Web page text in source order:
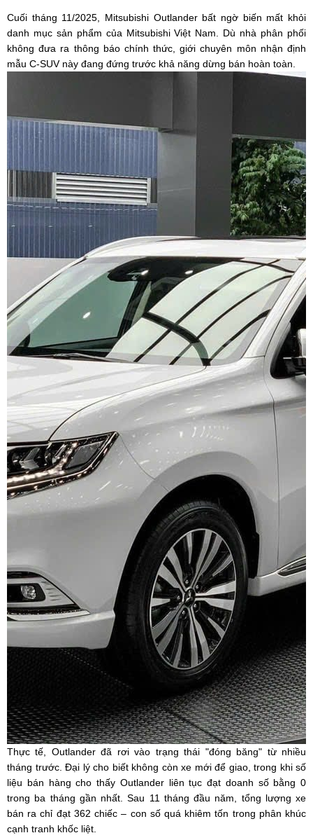
Cuối tháng 11/2025, Mitsubishi Outlander bất ngờ biến mất khỏi
danh mục sản phẩm của Mitsubishi Việt Nam. Dù nhà phân phối
không đưa ra thông báo chính thức, giới chuyên môn nhận định
mẫu C-SUV này đang đứng trước khả năng dừng bán hoàn toàn.
Thực tế, Outlander đã rơi vào trạng thái "đóng băng" từ nhiều
tháng trước. Đại lý cho biết không còn xe mới để giao, trong khi số
liệu bán hàng cho thấy Outlander liên tục đạt doanh số bằng 0
trong ba tháng gần nhất. Sau 11 tháng đầu năm, tổng lượng xe
bán ra chỉ đạt 362 chiếc – con số quá khiêm tốn trong phân khúc
cạnh tranh khốc liệt.